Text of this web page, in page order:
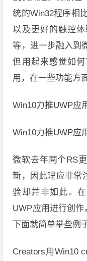
统的Win32程序相
以及更好的触控
等，进一步融入到
但用起来感觉如
用，在一些功能方
Win10力推UWP应
Win10力推UWP应
微软去年两个RS
新，因此理应非常
验却并非如此。
UWP应用进行创作
下面就简单举些例
Creators用Win10